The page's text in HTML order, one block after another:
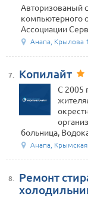
Авторизованый
компьютерного
Ассоциации
Анапа, Крылова
7. Копилайт
С 2005
больница,
Анапа,
8. Ремонт